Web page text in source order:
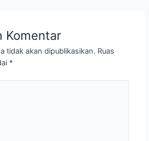
Komentar
tidak akan dipublikasikan. Ruas
*